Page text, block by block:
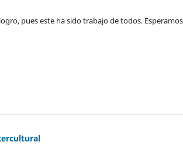
pues este ha sido trabajo de todos.